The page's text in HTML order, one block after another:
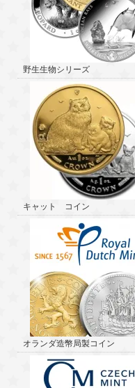
野生生物シリーズ
キャット コイン
オランダ造幣局製コイン